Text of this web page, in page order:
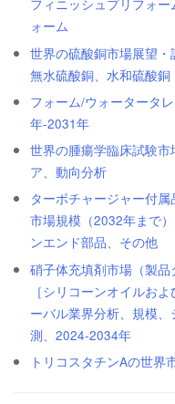
フィニッシュプリフォ
ォーム
世界の硫酸銅市場展望・
無水硫酸銅、水和硫酸銅
フォーム/ウォータータ
年-2031年
世界の腫瘍学臨床試験
ア、動向分析
ターボチャージャー付
市場規模（2032年まで
ンエンド部品、その他
硝子体充填剤市場（製
［シリコーンオイルお
ーバル業界分析、規模
測、2024-2034年
トリコスタチンAの世界